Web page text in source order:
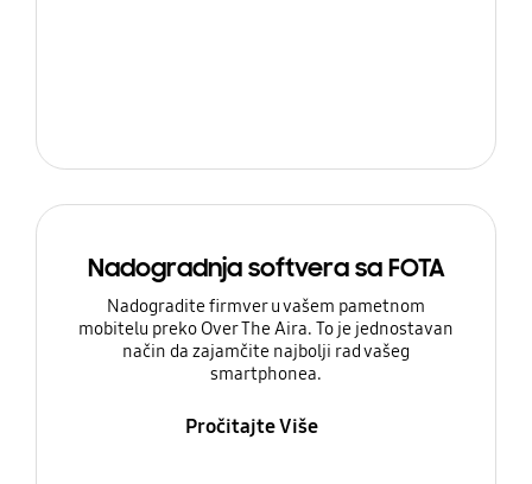
Nadogradnja softvera sa FOTA
Nadogradite firmver u vašem pametnom
mobitelu preko Over The Aira. To je jednostavan
način da zajamčite najbolji rad vašeg
smartphonea.
Pročitajte Više